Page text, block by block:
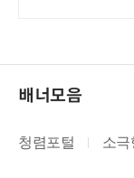
배너모음
청렴포털 소